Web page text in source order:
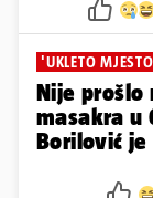
'UKLETO
Nije prošlo
masakra u
Borilović je